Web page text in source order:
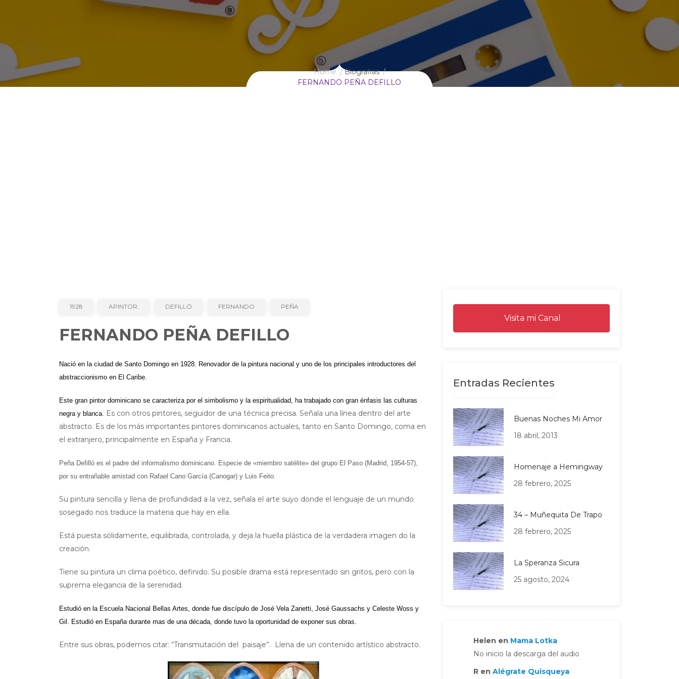
Home
Biografias
FERNANDO PEÑA DEFILLO
1928 APINTOR. DEFILLÓ FERNANDO PEÑA
FERNANDO PEÑA DEFILLO
Nació en la ciudad de Santo Domingo en 1928. Renovador de la pintura nacional y uno de los principales introductores del
abstraccionismo en El Caribe.
Este gran pintor dominicano se caracteriza por el simbolismo y la espiritualidad, ha trabajado con gran énfasis las culturas
negra y blanca. Es con otros pintores, seguidor de una técnica precisa. Señala una línea dentro del arte
abstracto. Es de los más importantes pintores dominicanos actuales, tanto en Santo Domingo, coma en
el extranjero, principalmente en España y Francia.
Peña Defilló es el padre del informalismo dominicano. Especie de «miembro satélite» del grupo El Paso (Madrid, 1954-57),
por su entrañable amistad con Rafael Cano García (Canogar) y Luis Feito.
Su pintura sencilla y llena de profundidad a la vez, señala el arte suyo donde el lenguaje de un mundo
sosegado nos traduce la materia que hay en ella.
Está puesta sólidamente, equilibrada, controlada, y deja la huella plástica de la verdadera imagen do la
creación.
Tiene su pintura un clima poético, definido. Su posible drama está representado sin gritos, pero con la
suprema elegancia de la serenidad.
Estudió en la Escuela Nacional Bellas Artes, donde fue discípulo de José Vela Zanetti, José Gaussachs y Celeste Woss y
Gil. Estudió en España durante mas de una década, donde tuvo la oportunidad de exponer sus obras.
Entre sus obras, podemos citar: “Transmutación del paisaje”. Llena de un contenido artístico abstracto.
Visita mi Canal
Entradas Recientes
Buenas Noches Mi Amor
18 abril, 2013
Homenaje a Hemingway
28 febrero, 2025
34 – Muñequita De Trapo
28 febrero, 2025
La Speranza Sicura
25 agosto, 2024
Helen en Mama Lotka
No inicio la descarga del audio
R en Alégrate Quisqueya